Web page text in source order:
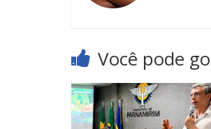
Você pode